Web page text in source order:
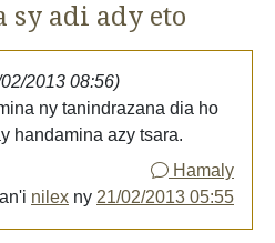
adi ady eto
2013 08:56)
ny tanindrazana dia ho
handamina azy tsara.
Hamaly
nilex ny 21/02/2013 05:55